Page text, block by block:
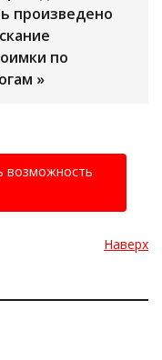
произведено
по
»
возможность
Наверх